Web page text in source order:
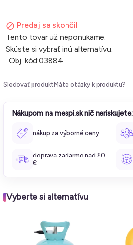
Predaj sa skončil
Tento tovar už neponúkame.
Skúste si vybrať inú alternatívu.
Obj. kód:03884
Sledovať produkt Máte otázky k produktu?
Nákupom na mespi.sk nič neriskujete:
nákup za výborné ceny
doprava zadarmo nad 80
€
Vyberte si alternatívu